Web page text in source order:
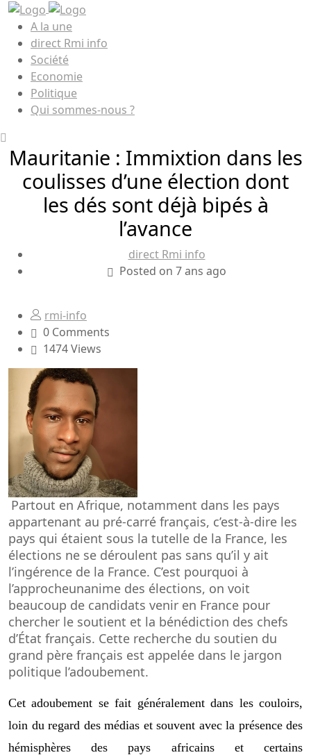
A la une
direct Rmi info
Société
Economie
Politique
Qui sommes-nous ?
Mauritanie : Immixtion dans les
coulisses d’une élection dont
les dés sont déjà bipés à
l’avance
direct Rmi info
Posted on 7 ans ago
rmi-info
0 Comments
1474 Views
Partout en Afrique, notamment dans les pays
appartenant au pré-carré français, c’est-à-dire les
pays qui étaient sous la tutelle de la France, les
élections ne se déroulent pas sans qu’il y ait
l’ingérence de la France. C’est pourquoi à
l’approcheunanime des élections, on voit
beaucoup de candidats venir en France pour
chercher le soutient et la bénédiction des chefs
d’État français. Cette recherche du soutien du
grand père français est appelée dans le jargon
politique l’adoubement.
Cet adoubement se fait généralement dans les couloirs,
loin du regard des médias et souvent avec la présence des
hémisphères
des pays africains
et certains